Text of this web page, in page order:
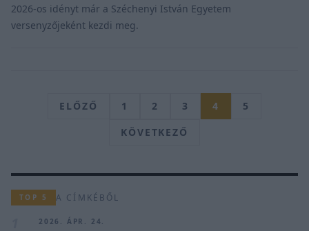
2026-os idényt már a Széchenyi István Egyetem
versenyzőjeként kezdi meg.
ELŐZŐ 1 2 3 4
5
KÖVETKEZŐ
TOP 5 A CÍMKÉBŐL
2026. ÁPR. 24.